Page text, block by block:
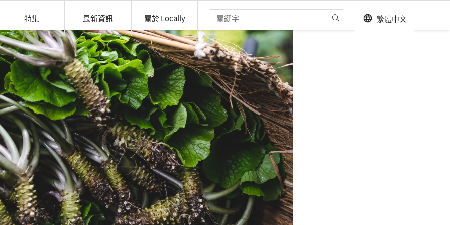
特集 最新資訊 關於 Locally language 繁體中文